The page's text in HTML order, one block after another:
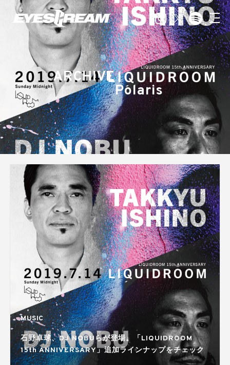
ARCHIVE
Polaris
MUSIC
石野卓球、DJ NOBUらが登場。「LIQUIDROOM
15th ANNIVERSARY」追加ラインナップをチェック